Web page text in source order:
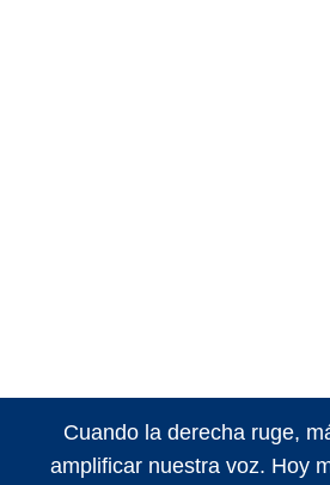
Cuando la derecha ruge,
amplificar nuestra voz. Hoy